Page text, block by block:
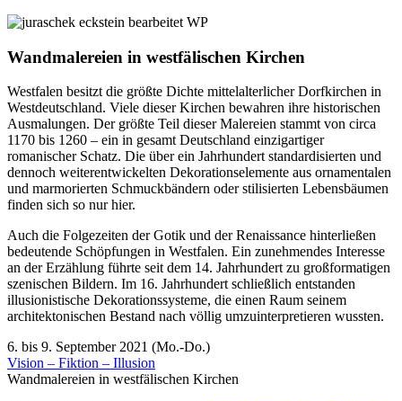
Wandmalereien in westfälischen Kirchen
Westfalen besitzt die größte Dichte mittelalterlicher Dorfkirchen in
Westdeutschland. Viele dieser Kirchen bewahren ihre historischen
Ausmalungen. Der größte Teil dieser Malereien stammt von circa
1170 bis 1260 – ein in gesamt Deutschland einzigartiger
romanischer Schatz. Die über ein Jahrhundert standardisierten und
dennoch weiterentwickelten Dekorationselemente aus ornamentalen
und marmorierten Schmuckbändern oder stilisierten Lebensbäumen
finden sich so nur hier.
Auch die Folgezeiten der Gotik und der Renaissance hinterließen
bedeutende Schöpfungen in Westfalen. Ein zunehmendes Interesse
an der Erzählung führte seit dem 14. Jahrhundert zu großformatigen
szenischen Bildern. Im 16. Jahrhundert schließlich entstanden
illusionistische Dekorationssysteme, die einen Raum seinem
architektonischen Bestand nach völlig umzuinterpretieren wussten.
6. bis 9. September 2021 (Mo.-Do.)
Vision – Fiktion – Illusion
Wandmalereien in westfälischen Kirchen